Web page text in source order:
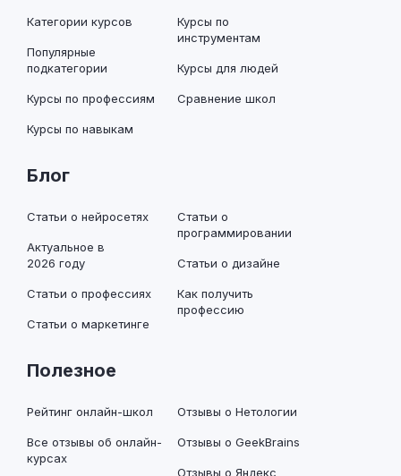
Категории курсов
Популярные
подкатегории
Курсы по профессиям
Курсы по навыкам
Курсы по
инструментам
Курсы для людей
Сравнение школ
Блог
Статьи о нейросетях
Актуальное в
2026 году
Статьи о профессиях
Статьи о маркетинге
Статьи о
программировании
Статьи о дизайне
Как получить
профессию
Полезное
Рейтинг онлайн-школ
Все отзывы об онлайн-
курсах
Отзывы о Нетологии
Отзывы о GeekBrains
Отзывы о Яндекс